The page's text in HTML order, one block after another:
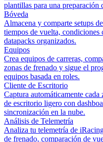
plantillas para una preparación
Bóveda
Almacena y comparte setups
tiempos de vuelta, condiciones
datapacks organizados.
Equipos
Crea equipos de carreras,
zonas de frenado y sigue el
equipos basada en roles.
Cliente de Escritorio
Captura automáticamente
de escritorio ligero con
sincronización en la nube.
Análisis de Telemetría
Analiza tu telemetría de
de frenado, comparación de